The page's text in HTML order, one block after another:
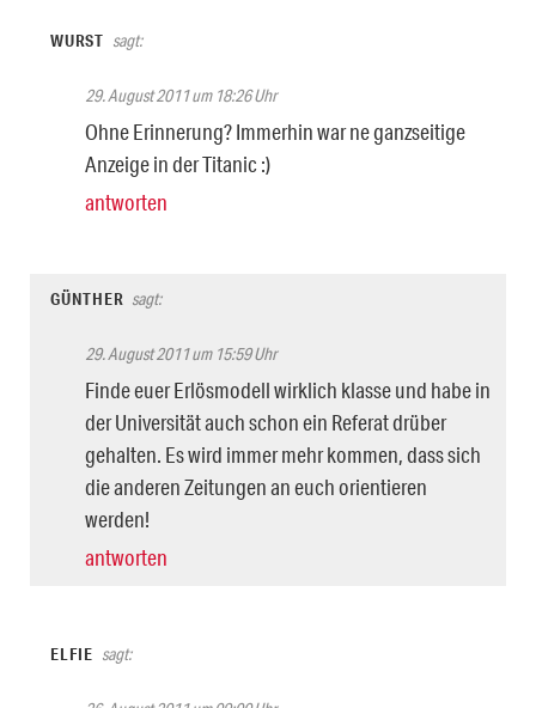
WURST sagt:
29. August 2011 um 18:26 Uhr
Ohne Erinnerung? Immerhin war ne ganzseitige
Anzeige in der Titanic :)
antworten
GÜNTHER sagt:
29. August 2011 um 15:59 Uhr
Finde euer Erlösmodell wirklich klasse und habe in
der Universität auch schon ein Referat drüber
gehalten. Es wird immer mehr kommen, dass sich
die anderen Zeitungen an euch orientieren
werden!
antworten
ELFIE sagt: